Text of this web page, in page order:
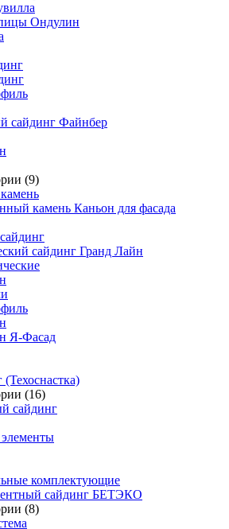
Ондулин
сайдинг Файнбер
(9)
камень Каньон для фасада
сайдинг Гранд Лайн
Я-Фасад
(16)
сайдинг
комплектующие
сайдинг БЕТЭКО
(8)